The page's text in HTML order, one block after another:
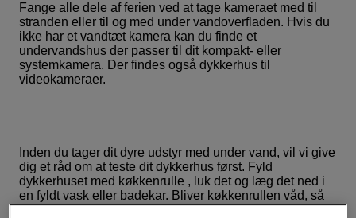
Fange alle dele af ferien ved at tage kameraet med til
stranden eller til og med under vandoverfladen. Hvis du
ikke har et vandtæt kamera kan du finde et
undervandshus der passer til dit kompakt- eller
systemkamera. Der findes også dykkerhus til
videokameraer.
Inden du tager dit dyre udstyr med under vand, vil vi give
dig et råd om at teste dit dykkerhus først. Fyld
dykkerhuset med køkkenrulle , luk det og læg det ned i
en fyldt vask eller badekar. Bliver køkkenrullen våd, så
bør du ikke bruge det med dit kamera.